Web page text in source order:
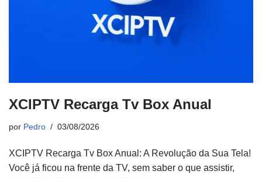
XCIPTV Recarga Tv Box Anual
por Pedro 03/08/2026
XCIPTV Recarga Tv Box Anual: A Revolução da Sua Tela!
Você já ficou na frente da TV, sem saber o que assistir,